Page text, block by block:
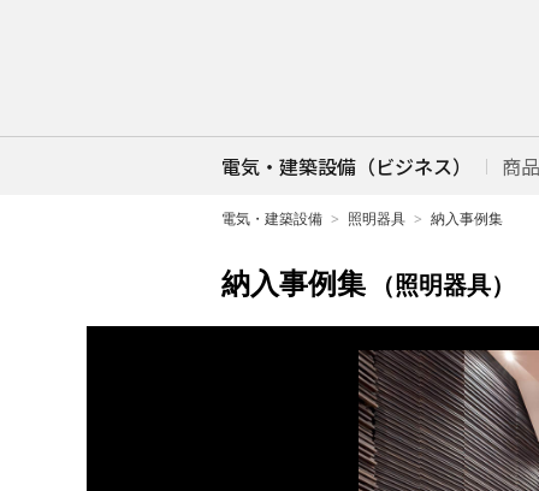
電気・建築設備（ビジネス） 商
電気・建築設備 照明器具 納入事例集
納入事例集 （照明器具）